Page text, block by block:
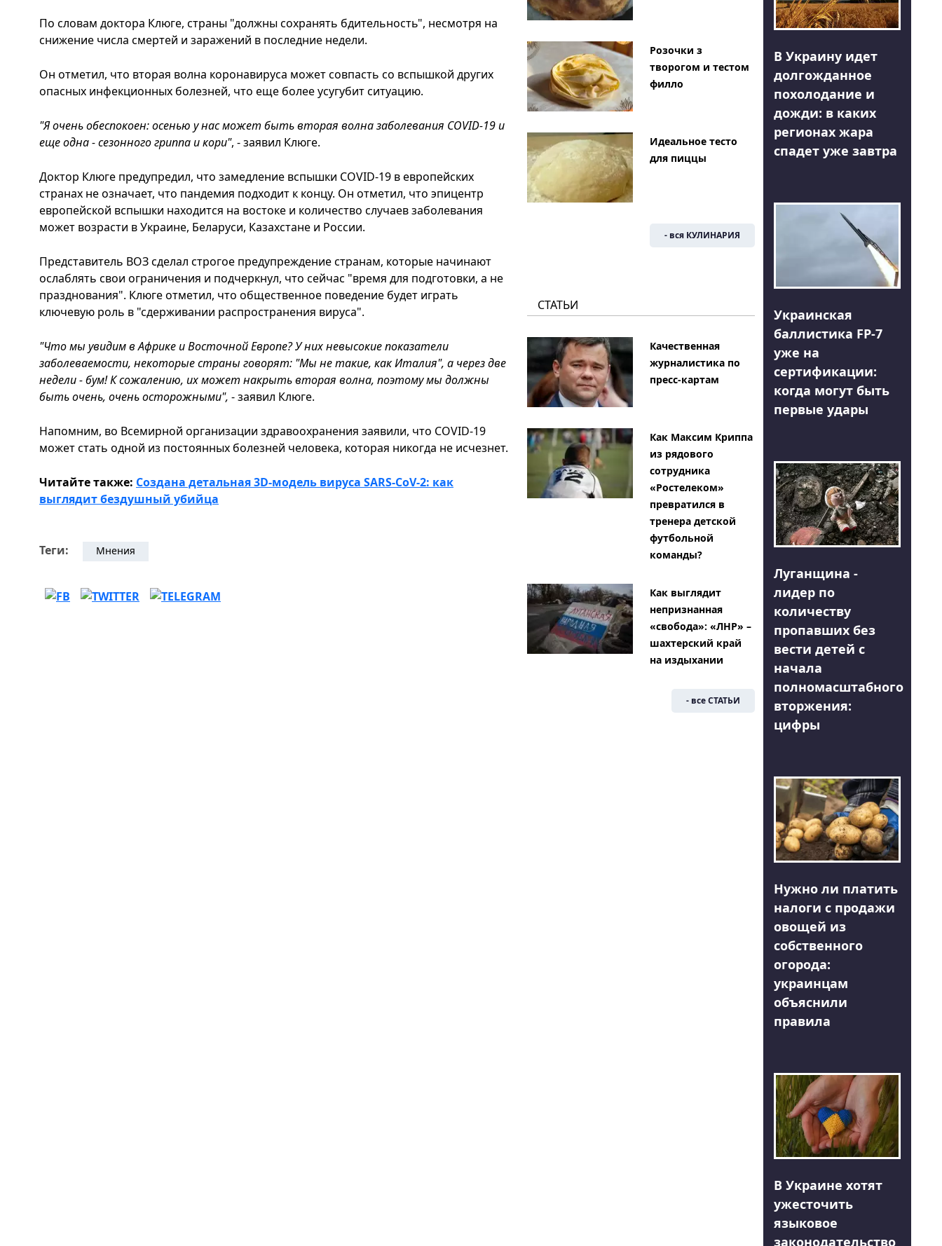
По словам доктора Клюге, страны "должны сохранять бдительность", несмотря на
снижение числа смертей и заражений в последние недели.
Он отметил, что вторая волна коронавируса может совпасть со вспышкой других
опасных инфекционных болезней, что еще более усугубит ситуацию.
"Я очень обеспокоен: осенью у нас может быть вторая волна заболевания COVID-19 и
еще одна - сезонного гриппа и кори", - заявил Клюге.
Доктор Клюге предупредил, что замедление вспышки COVID-19 в европейских
странах не означает, что пандемия подходит к концу. Он отметил, что эпицентр
европейской вспышки находится на востоке и количество случаев заболевания
может возрасти в Украине, Беларуси, Казахстане и России.
Представитель ВОЗ сделал строгое предупреждение странам, которые начинают
ослаблять свои ограничения и подчеркнул, что сейчас "время для подготовки, а не
празднования". Клюге отметил, что общественное поведение будет играть
ключевую роль в "сдерживании распространения вируса".
"Что мы увидим в Африке и Восточной Европе? У них невысокие показатели
заболеваемости, некоторые страны говорят: "Мы не такие, как Италия", а через две
недели - бум! К сожалению, их может накрыть вторая волна, поэтому мы должны
быть очень, очень осторожными", - заявил Клюге.
Напомним, во Всемирной организации здравоохранения заявили, что COVID-19
может стать одной из постоянных болезней человека, которая никогда не исчезнет.
Читайте также: Создана детальная 3D-модель вируса SARS-CoV-2: как
выглядит бездушный убийца
Теги: Мнения
Розочки з
творогом и тестом
филло
Идеальное тесто
для пиццы
- вся КУЛИНАРИЯ
СТАТЬИ
Качественная
журналистика по
пресс-картам
Как Максим Криппа
из рядового
сотрудника
«Ростелеком»
превратился в
тренера детской
футбольной
команды?
Как выглядит
непризнанная
«свобода»: «ЛНР» –
шахтерский край
на издыхании
- все СТАТЬИ
В Украину идет
долгожданное
похолодание и
дожди: в каких
регионах жара
спадет уже завтра
Украинская
баллистика FP-7
уже на
сертификации:
когда могут быть
первые удары
Луганщина -
лидер по
количеству
пропавших без
вести детей с
начала
полномасштабного
вторжения:
цифры
Нужно ли платить
налоги с продажи
овощей из
собственного
огорода:
украинцам
объяснили
правила
В Украине хотят
ужесточить
языковое
законодательство